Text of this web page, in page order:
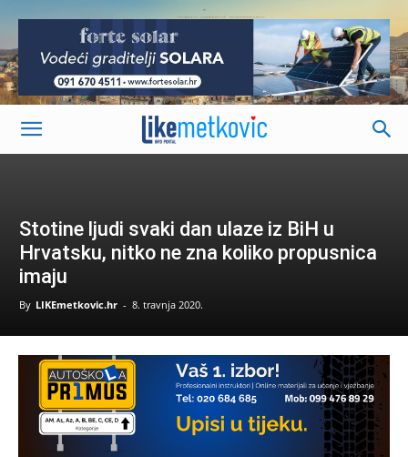
-
Stotine ljudi svaki dan ulaze iz BiH u
Hrvatsku, nitko ne zna koliko propusnica
imaju
By LIKEmetkovic.hr - 8. travnja 2020.